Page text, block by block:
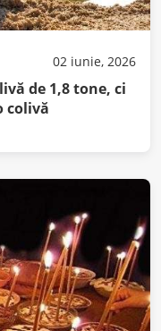
02 iunie, 2026
de 1,8 tone, ci
colivă